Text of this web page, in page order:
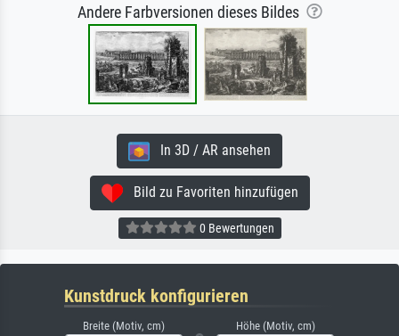
Andere Farbversionen dieses Bildes
In 3D / AR ansehen
Bild zu Favoriten hinzufügen
0 Bewertungen
Kunstdruck konfigurieren
Breite (Motiv, cm) Höhe (Motiv, cm)